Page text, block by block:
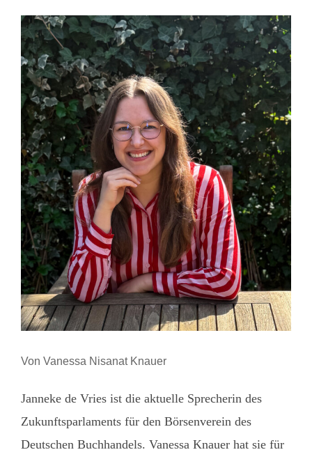
Zeige
grösseres
Bild
Von Vanessa Nisanat Knauer
Janneke de Vries ist die aktuelle Sprecherin des
Zukunftsparlaments für den Börsenverein des
Deutschen Buchhandels. Vanessa Knauer hat sie für